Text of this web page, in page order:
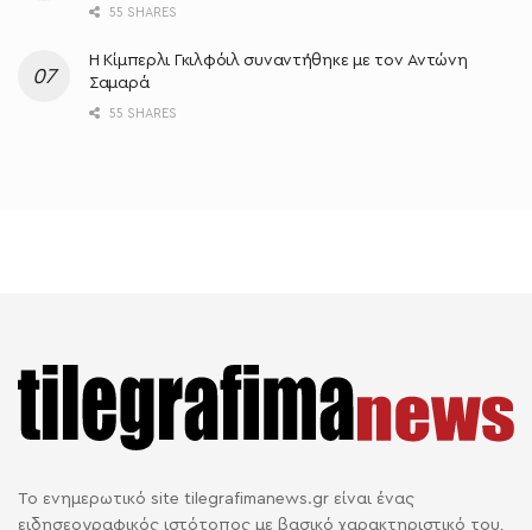
55 SHARES
Η Κίμπερλι Γκιλφόιλ συναντήθηκε με τον Αντώνη
Σαμαρά
55 SHARES
Το ενημερωτικό site tilegrafimanews.gr είναι ένας
ειδησεογραφικός ιστότοπος με βασικό χαρακτηριστικό του,